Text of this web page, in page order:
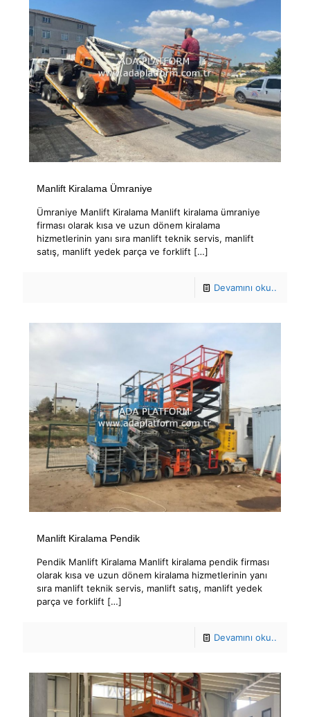
Manlift Kiralama Ümraniye
Ümraniye Manlift Kiralama Manlift kiralama ümraniye
firması olarak kısa ve uzun dönem kiralama
hizmetlerinin yanı sıra manlift teknik servis, manlift
satış, manlift yedek parça ve forklift […]
Devamını oku..
Manlift Kiralama Pendik
Pendik Manlift Kiralama Manlift kiralama pendik firması
olarak kısa ve uzun dönem kiralama hizmetlerinin yanı
sıra manlift teknik servis, manlift satış, manlift yedek
parça ve forklift […]
Devamını oku..